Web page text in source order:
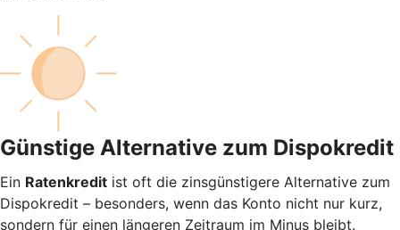
Günstige Alternative zum Dispokredit
Ein Ratenkredit ist oft die zinsgünstigere Alternative zum
Dispokredit – besonders, wenn das Konto nicht nur kurz,
sondern für einen längeren Zeitraum im Minus bleibt.